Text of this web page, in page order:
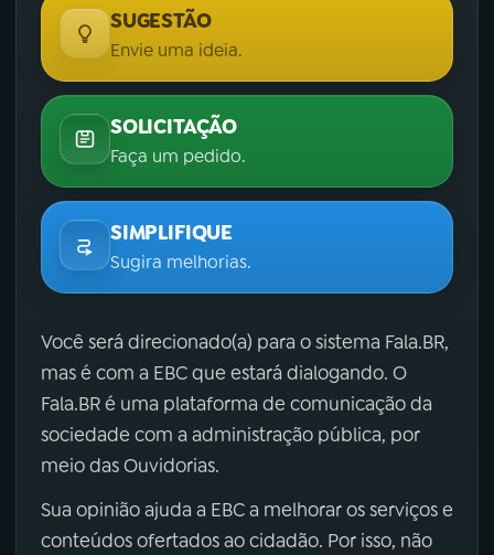
SUGESTÃO
Envie uma ideia.
SOLICITAÇÃO
Faça um pedido.
SIMPLIFIQUE
Sugira melhorias.
Você será direcionado(a) para o sistema Fala.BR,
mas é com a EBC que estará dialogando. O
Fala.BR é uma plataforma de comunicação da
sociedade com a administração pública, por
meio das Ouvidorias.
Sua opinião ajuda a EBC a melhorar os serviços e
conteúdos ofertados ao cidadão. Por isso, não